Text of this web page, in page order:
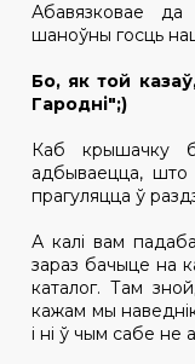
Абавязковае да
шаноўны госць
Бо, як той
Гародні";)
Каб крышачку
адбываецца, што
прагуляцца ў
А калі вам
зараз бачыце на
каталог. Там
кажам мы
і ні ў чым сабе не